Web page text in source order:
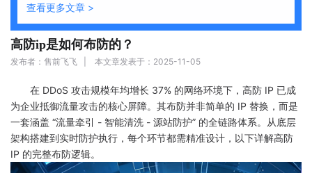
查看更多文章 >
高防ip是如何布防的？
发布者：售前飞飞 | 本文章发表于：2025-11-05
在 DDoS 攻击规模年均增长 37% 的网络环境下，高防 IP 已成
为企业抵御流量攻击的核心屏障。其布防并非简单的 IP 替换，而是
一套涵盖 “流量牵引 - 智能清洗 - 源站防护” 的全链路体系。从底层
架构搭建到实时防护执行，每个环节都需精准设计，以下详解高防
IP 的完整布防逻辑。